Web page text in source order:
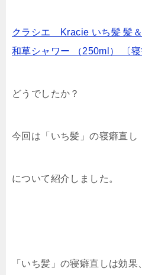
クラシエ Kracie いち髪 髪
和草シャワー （250ml） 〔寝
どうでしたか？
今回は「いち髪」の寝癖直し
について紹介しました。
「いち髪」の寝癖直しは効果